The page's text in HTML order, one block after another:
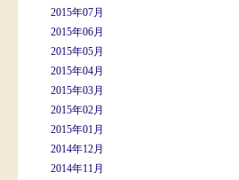
2015年07月
2015年06月
2015年05月
2015年04月
2015年03月
2015年02月
2015年01月
2014年12月
2014年11月